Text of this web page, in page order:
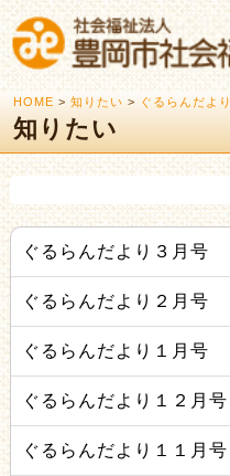
HOME > 知りたい > ぐるらんだより
知りたい
ぐるらんだより３月号
ぐるらんだより２月号
ぐるらんだより１月号
ぐるらんだより１２月号
ぐるらんだより１１月号